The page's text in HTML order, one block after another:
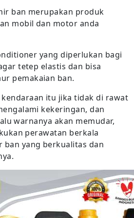
ban merupakan produk
mobil dan motor anda
yang diperlukan bagi
tetep elastis dan bisa
pemakaian ban.
kendaraan itu jika tidak di rawat
kekeringan, dan
warnanya akan memudar,
perawatan berkala
ban yang berkualitas dan